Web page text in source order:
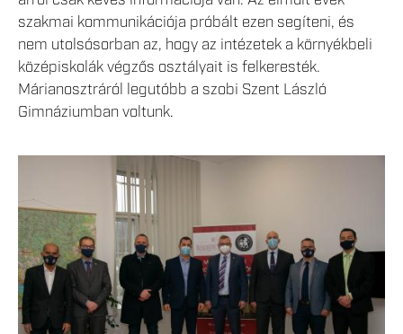
szakmai kommunikációja próbált ezen segíteni, és
nem utolsósorban az, hogy az intézetek a környékbeli
középiskolák végzős osztályait is felkeresték.
Márianosztráról legutóbb a szobi Szent László
Gimnáziumban voltunk.